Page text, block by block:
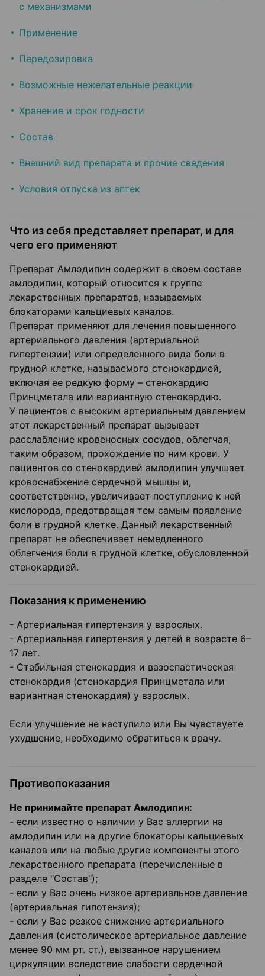
с механизмами
Применение
Передозировка
Возможные нежелательные реакции
Хранение и срок годности
Состав
Внешний вид препарата и прочие сведения
Условия отпуска из аптек
Что из себя представляет препарат, и для
чего его применяют
Препарат Амлодипин содержит в своем составе
амлодипин, который относится к группе
лекарственных препаратов, называемых
блокаторами кальциевых каналов.
Препарат применяют для лечения повышенного
артериального давления (артериальной
гипертензии) или определенного вида боли в
грудной клетке, называемого стенокардией,
включая ее редкую форму – стенокардию
Принцметала или вариантную стенокардию.
У пациентов с высоким артериальным давлением
этот лекарственный препарат вызывает
расслабление кровеносных сосудов, облегчая,
таким образом, прохождение по ним крови. У
пациентов со стенокардией амлодипин улучшает
кровоснабжение сердечной мышцы и,
соответственно, увеличивает поступление к ней
кислорода, предотвращая тем самым появление
боли в грудной клетке. Данный лекарственный
препарат не обеспечивает немедленного
облегчения боли в грудной клетке, обусловленной
стенокардией.
Показания к применению
- Артериальная гипертензия у взрослых.
- Артериальная гипертензия у детей в возрасте 6–
17 лет.
- Стабильная стенокардия и вазоспастическая
стенокардия (стенокардия Принцметала или
вариантная стенокардия) у взрослых.
Если улучшение не наступило или Вы чувствуете
ухудшение, необходимо обратиться к врачу.
Противопоказания
Не принимайте препарат Амлодипин:
- если известно о наличии у Вас аллергии на
амлодипин или на другие блокаторы кальциевых
каналов или на любые другие компоненты этого
лекарственного препарата (перечисленные в
разделе "Состав");
- если у Вас очень низкое артериальное давление
(артериальная гипотензия);
- если у Вас резкое снижение артериального
давления (систолическое артериальное давление
менее 90 мм рт. ст.), вызванное нарушением
циркуляции вследствие слабости сердечной